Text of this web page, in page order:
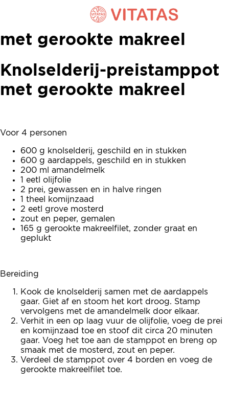
Knolselderij-preistamppot
met gerookte makreel
Knolselderij-preistamppot
met gerookte makreel
Voor 4 personen
600 g knolselderij, geschild en in stukken
600 g aardappels, geschild en in stukken
200 ml amandelmelk
1 eetl olijfolie
2 prei, gewassen en in halve ringen
1 theel komijnzaad
2 eetl grove mosterd
zout en peper, gemalen
165 g gerookte makreelfilet, zonder graat en
geplukt
Bereiding
Kook de knolselderij samen met de aardappels
gaar. Giet af en stoom het kort droog. Stamp
vervolgens met de amandelmelk door elkaar.
Verhit in een op laag vuur de olijfolie, voeg de prei
en komijnzaad toe en stoof dit circa 20 minuten
gaar. Voeg het toe aan de stamppot en breng op
smaak met de mosterd, zout en peper.
Verdeel de stamppot over 4 borden en voeg de
gerookte makreelfilet toe.